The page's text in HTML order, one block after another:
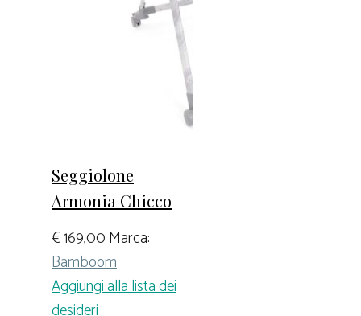
Seggiolone
Armonia Chicco
€169,00Marca:
Bamboom
Aggiungi alla lista dei
desideri